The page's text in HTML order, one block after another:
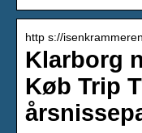
http s://
Klarborg
Køb Trip